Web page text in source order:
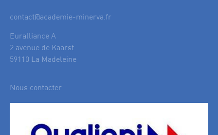
contact@academie-minerva.fr
Euralliance A
2 avenue de Kaarst
59110 La Madeleine
Nous contacter